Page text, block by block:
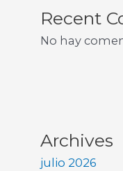
Recent
No hay
Archives
julio 2026